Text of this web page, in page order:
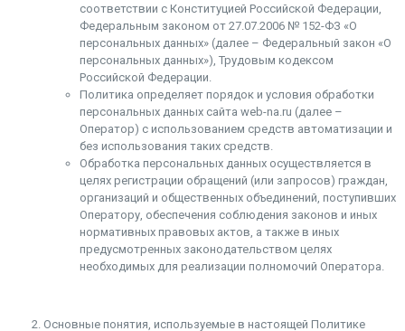
соответствии с Конституцией Российской Федерации,
Федеральным законом от 27.07.2006 № 152-ФЗ «О
персональных данных» (далее – Федеральный закон «О
персональных данных»), Трудовым кодексом
Российской Федерации.
Политика определяет порядок и условия обработки
персональных данных сайта web-na.ru (далее –
Оператор) с использованием средств автоматизации и
без использования таких средств.
Обработка персональных данных осуществляется в
целях регистрации обращений (или запросов) граждан,
организаций и общественных объединений, поступивших
Оператору, обеспечения соблюдения законов и иных
нормативных правовых актов, а также в иных
предусмотренных законодательством целях
необходимых для реализации полномочий Оператора.
Основные понятия, используемые в настоящей Политике